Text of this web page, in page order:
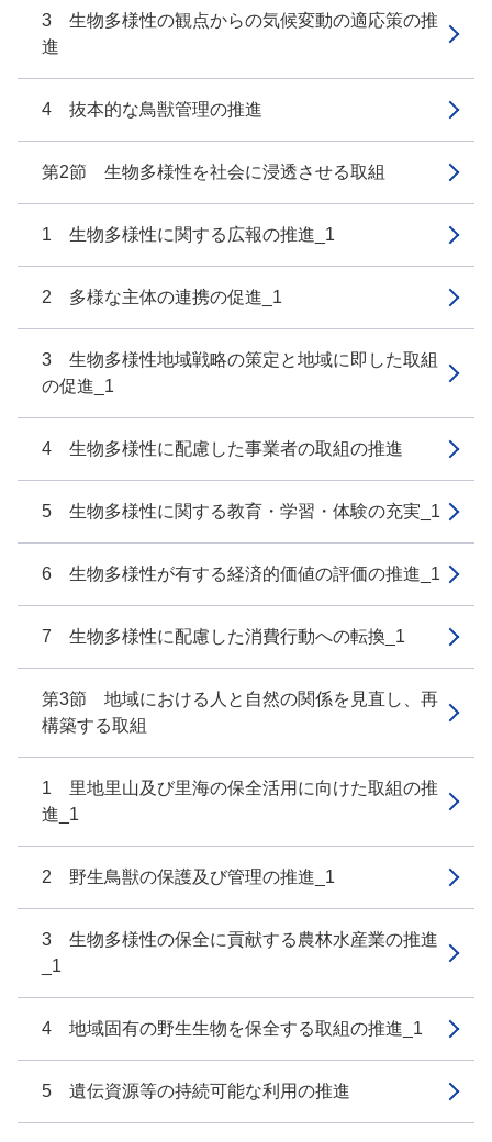
3 生物多様性の観点からの気候変動の適応策の推
進
4 抜本的な鳥獣管理の推進
第2節 生物多様性を社会に浸透させる取組
1 生物多様性に関する広報の推進_1
2 多様な主体の連携の促進_1
3 生物多様性地域戦略の策定と地域に即した取組
の促進_1
4 生物多様性に配慮した事業者の取組の推進
5 生物多様性に関する教育・学習・体験の充実_1
6 生物多様性が有する経済的価値の評価の推進_1
7 生物多様性に配慮した消費行動への転換_1
第3節 地域における人と自然の関係を見直し、再
構築する取組
1 里地里山及び里海の保全活用に向けた取組の推
進_1
2 野生鳥獣の保護及び管理の推進_1
3 生物多様性の保全に貢献する農林水産業の推進
_1
4 地域固有の野生生物を保全する取組の推進_1
5 遺伝資源等の持続可能な利用の推進